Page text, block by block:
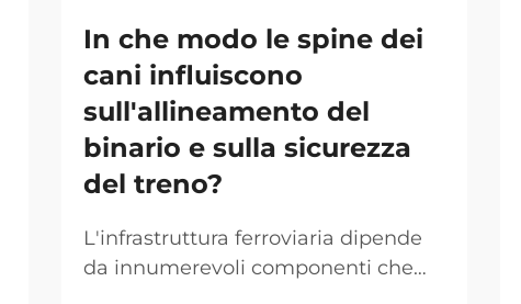
In che modo le spine dei
cani influiscono
sull'allineamento del
binario e sulla sicurezza
del treno?
L'infrastruttura ferroviaria dipende
da innumerevoli componenti che